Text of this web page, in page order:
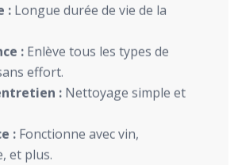
: Longue durée de vie de la
: Enlève tous les types de
effort.
: Nettoyage simple et
: Fonctionne avec vin,
et plus.